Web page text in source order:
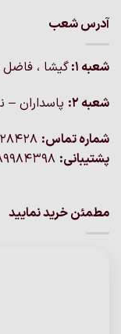
آدرس شعب
شعبه 1:
گيشا ، فاضل
شعبه 2:
پاسداران –
شماره تماس:
پشتیبانی:
مطمئن خرید نمایید